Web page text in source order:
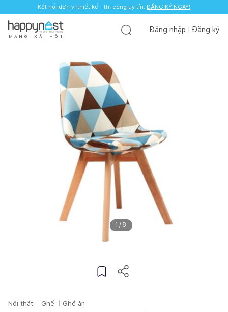
Kết nối đơn vị thiết kế - thi công uy tín. ĐĂNG KÝ NGAY!
M Ạ N G X Ã H Ộ I
Đăng nhập Đăng ký
1 / 8
Nội thất Ghế Ghế ăn